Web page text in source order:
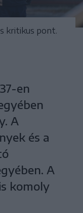
kritikus pont.
en
A
és a
A
komoly